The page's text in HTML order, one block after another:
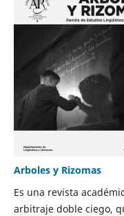
Arboles y Rizomas
Es una revista
arbitraje doble ciego,